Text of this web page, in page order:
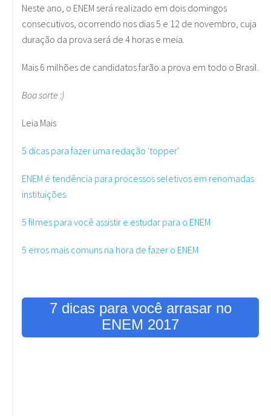
Neste ano, o ENEM será realizado em dois domingos
consecutivos, ocorrendo nos dias 5 e 12 de novembro, cuja
duração da prova será de 4 horas e meia.
Mais 6 milhões de candidatos farão a prova em todo o Brasil.
Boa sorte :)
Leia Mais
5 dicas para fazer uma redação 'topper'
ENEM é tendência para processos seletivos em renomadas
instituições
5 filmes para você assistir e estudar para o ENEM
5 erros mais comuns na hora de fazer o ENEM
7 dicas para você arrasar no
ENEM 2017